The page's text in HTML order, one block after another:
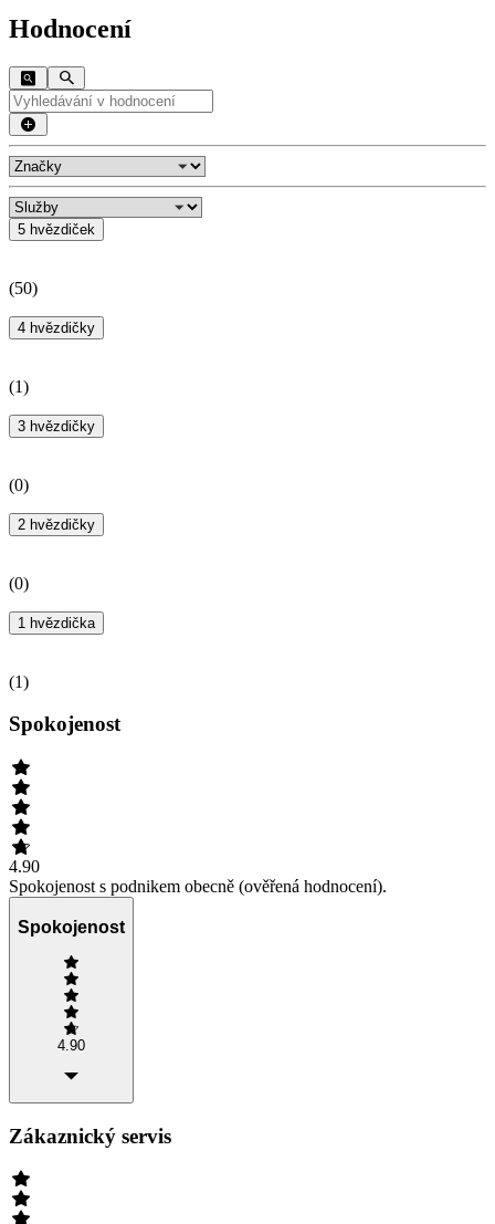
Hodnocení
5 hvězdiček
(50)
4 hvězdičky
(1)
3 hvězdičky
(0)
2 hvězdičky
(0)
1 hvězdička
(1)
Spokojenost
4.90
Spokojenost s podnikem obecně (ověřená hodnocení).
Spokojenost
4.90
Zákaznický servis